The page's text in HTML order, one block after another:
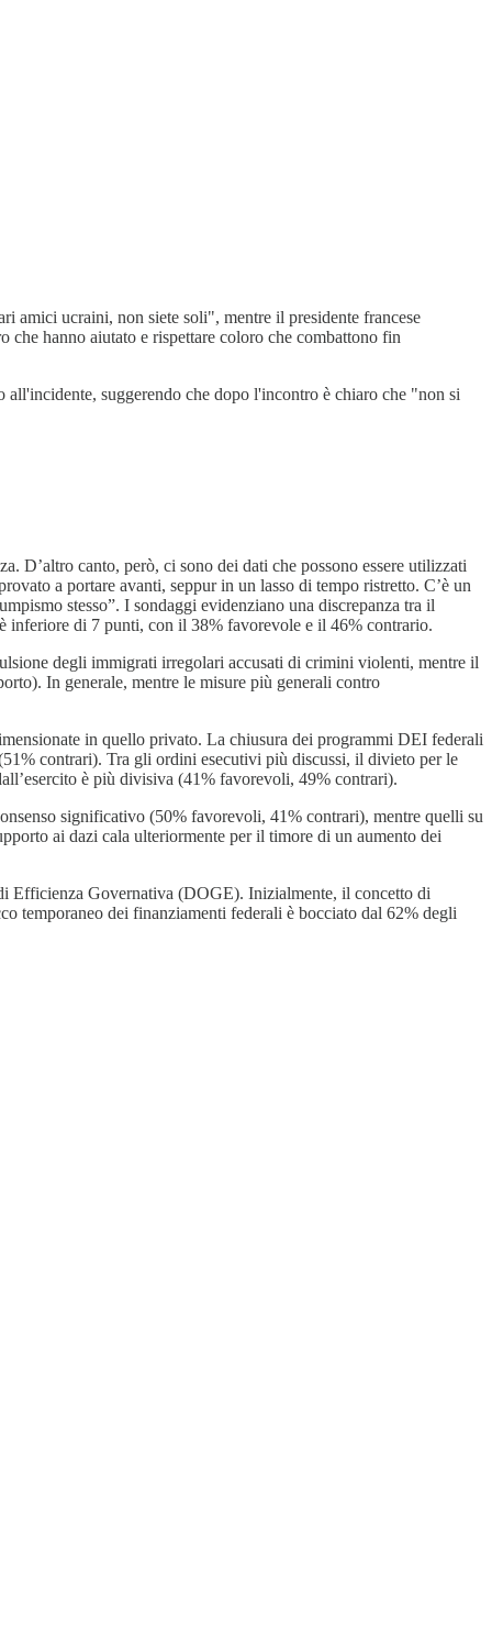
ucraini, non siete soli", mentre il presidente francese
hanno aiutato e rispettare coloro che combattono fin
suggerendo che dopo l'incontro è chiaro che "non si
D’altro canto, però, ci sono dei dati che possono essere utilizzati
a portare avanti, seppur in un lasso di tempo ristretto. C’è un
stesso”. I sondaggi evidenziano una discrepanza tra il
inferiore di 7 punti, con il 38% favorevole e il 46% contrario.
degli immigrati irregolari accusati di crimini violenti, mentre il
In generale, mentre le misure più generali contro
in quello privato. La chiusura dei programmi DEI federali
contrari). Tra gli ordini esecutivi più discussi, il divieto per le
è più divisiva (41% favorevoli, 49% contrari).
significativo (50% favorevoli, 41% contrari), mentre quelli su
ai dazi cala ulteriormente per il timore di un aumento dei
Efficienza Governativa (DOGE). Inizialmente, il concetto di
temporaneo dei finanziamenti federali è bocciato dal 62% degli